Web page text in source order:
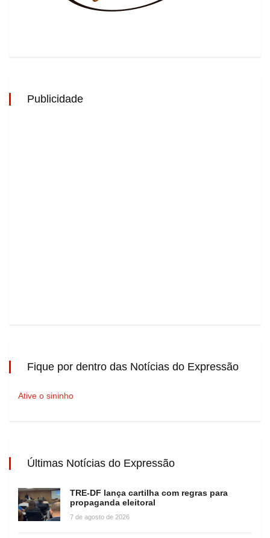
Publicidade
Fique por dentro das Notícias do Expressão
Ative o sininho
Últimas Notícias do Expressão
TRE-DF lança cartilha com regras para
propaganda eleitoral
7 de agosto de 2026